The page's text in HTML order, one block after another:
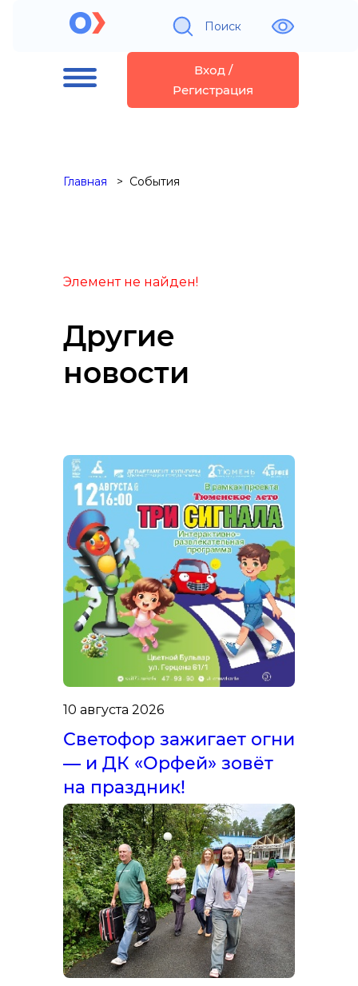
Поиск
Вход /
Регистрация
Главная События
Элемент не найден!
Другие
новости
10 августа 2026
Светофор зажигает огни
— и ДК «Орфей» зовёт
на праздник!